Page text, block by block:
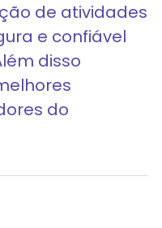
de atividades
e confiável
disso
do